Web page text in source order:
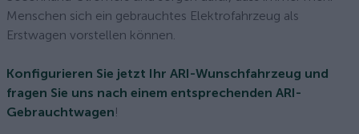
Menschen sich ein gebrauchtes Elektrofahrzeug als
Erstwagen vorstellen können.
Konfigurieren Sie jetzt Ihr ARI-Wunschfahrzeug und
fragen Sie uns nach einem entsprechenden ARI-
Gebrauchtwagen!